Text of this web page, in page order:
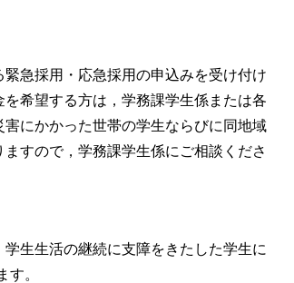
急採用・応急採用の申込みを受け付け
希望する方は，学務課学生係または各
にかかった世帯の学生ならびに同地域
すので，学務課学生係にご相談くださ
生生活の継続に支障をきたした学生に
。